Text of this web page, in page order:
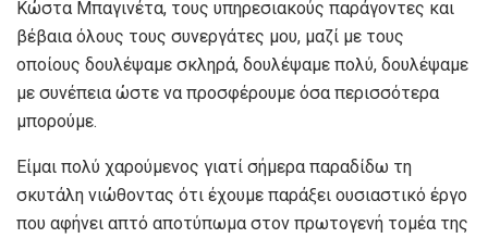
Κώστα Μπαγινέτα, τους υπηρεσιακούς παράγοντες και
βέβαια όλους τους συνεργάτες μου, μαζί με τους
οποίους δουλέψαμε σκληρά, δουλέψαμε πολύ, δουλέψαμε
με συνέπεια ώστε να προσφέρουμε όσα περισσότερα
μπορούμε.
Είμαι πολύ χαρούμενος γιατί σήμερα παραδίδω τη
σκυτάλη νιώθοντας ότι έχουμε παράξει ουσιαστικό έργο
που αφήνει απτό αποτύπωμα στον πρωτογενή τομέα της